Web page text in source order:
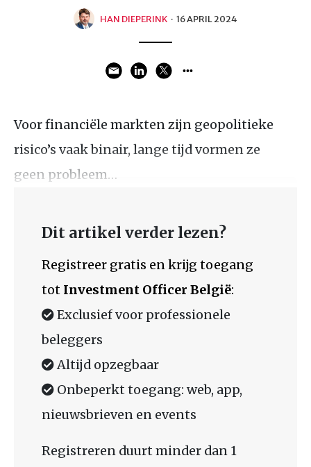
HAN DIEPERINK · 16 APRIL 2024
Voor financiële markten zijn geopolitieke
risico’s vaak binair, lange tijd vormen ze
geen probleem…
Dit artikel verder lezen?
Registreer gratis en krijg toegang
tot Investment Officer België:
Exclusief voor professionele
beleggers
Altijd opzegbaar
Onbeperkt toegang: web, app,
nieuwsbrieven en events
Registreren duurt minder dan 1